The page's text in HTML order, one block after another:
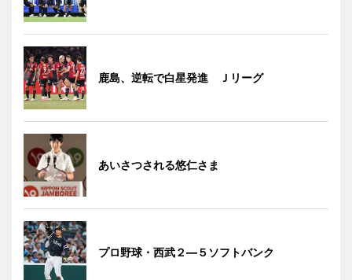
鹿島、逆転で白星発進 Ｊリーグ
あいさつされる悠仁さま
プロ野球・西武２―５ソフトバンク